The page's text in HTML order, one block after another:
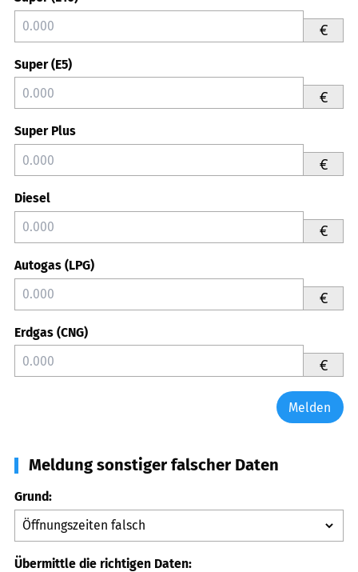
€
Super (E5)
€
Super Plus
€
Diesel
€
Autogas (LPG)
€
Erdgas (CNG)
€
Melden
Meldung sonstiger falscher Daten
Grund:
Übermittle die richtigen Daten: